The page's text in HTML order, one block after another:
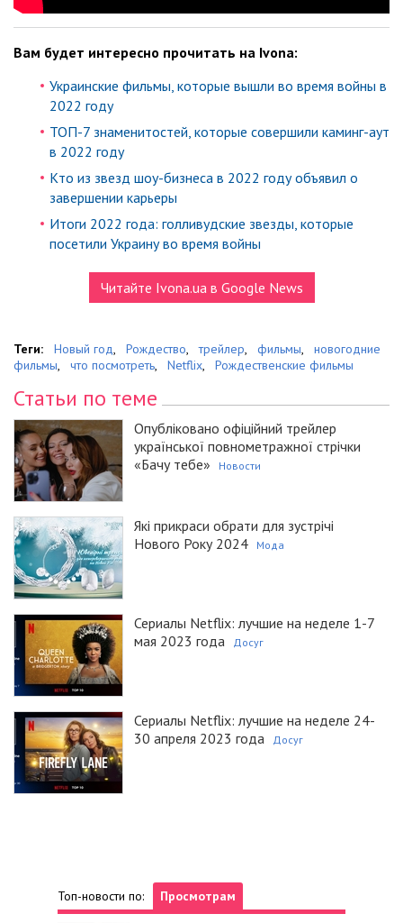
Вам будет интересно прочитать на Ivona:
Украинские фильмы, которые вышли во время войны в
2022 году
ТОП-7 знаменитостей, которые совершили каминг-аут
в 2022 году
Кто из звезд шоу-бизнеса в 2022 году объявил о
завершении карьеры
Итоги 2022 года: голливудские звезды, которые
посетили Украину во время войны
Читайте Ivona.ua в Google News
Теги: Новый год, Рождество, трейлер, фильмы,
новогодние
фильмы, что посмотреть, Netflix, Рождественские фильмы
Статьи по теме
Опубліковано офіційний трейлер
української повнометражної стрічки
«Бачу тебе»
Новости
Які прикраси обрати для зустрічі
Нового Року 2024
Мода
Сериалы Netflix: лучшие на неделе 1-7
мая 2023 года
Досуг
Сериалы Netflix: лучшие на неделе 24-
30 апреля 2023 года
Досуг
Топ-новости по: Просмотрам